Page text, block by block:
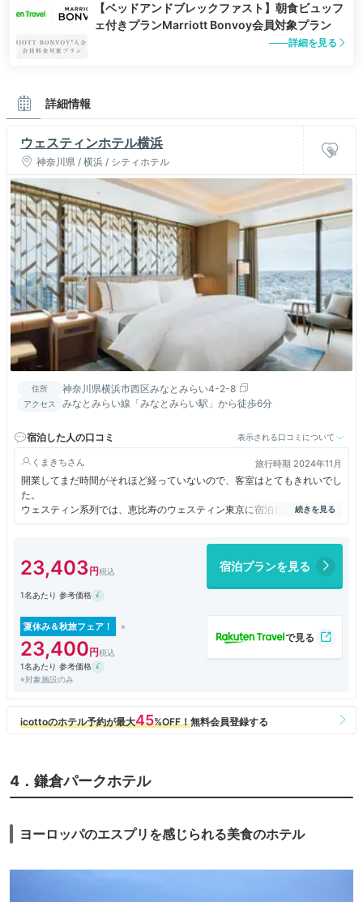
【ベッドアンドブレックファスト】朝食ビュッフ
ェ付きプランMarriott Bonvoy会員対象プラン
詳細を見る
詳細情報
ウェスティンホテル横浜
神奈川県 / 横浜 / シティホテル
住所 神奈川県横浜市西区みなとみらい4-2-8
アクセス みなとみらい線「みなとみらい駅」から徒歩6分
宿泊した人の口コミ 表示される口コミについて
くまきち 旅行時期 2024年11月
開業してまだ時間がそれほど経っていないので、客室はとてもきれいでし
た。
ウェスティン系列では、恵比寿のウェスティン東京に宿泊したことがあ
り、豪華さはウェスティン東京のほうがよいと思いました。
印象を受けました。
また、アメニティは最低限のものしかなく、高級ホテルによくある持ち帰
り可能な有名ブランドなどはなく、アロマスプレーぐらいしかありません
朝食バイキングに関しては、高級ホテルで食べたバイキングの中では、お
いしいほうでした。味がよく、種類も多いです。3連休ということもあっ
て混雑していて、会場に入るまでは並びました。ただ、思ったより朝食バ
イキングの会場は席数が少なく、スタッフも忙しく手がまわっていないの
もう一度リピートしたいという感じではありませんでしたが、ホテルでゆ
23,403 宿泊プランを見る
1名あたり 参考価格
夏休み＆秋旅フェア！
23,400
1名あたり 参考価格
※対象施設のみ
4．鎌倉パークホテル
ヨーロッパのエスプリを感じられる美食のホテル